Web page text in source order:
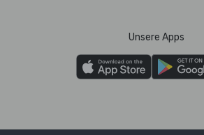
Unsere Apps